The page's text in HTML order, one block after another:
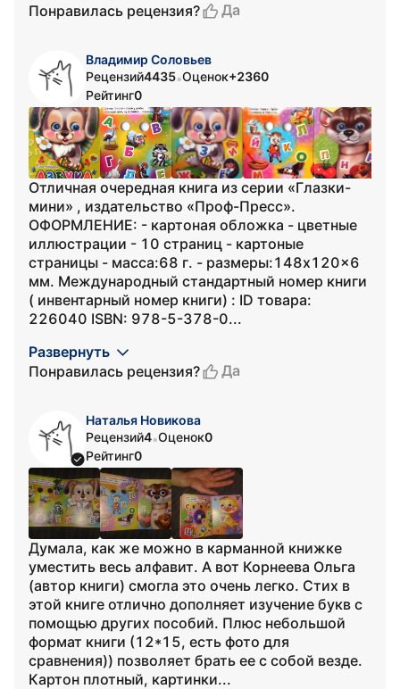
Понравилась рецензия?
Да
Владимир Соловьев
Рецензий4435•Оценок+2360
Рейтинг0
Отличная очередная книга из серии «Глазки-
мини» , издательство «Проф-Пресс».
ОФОРМЛЕНИЕ: - картоная обложка - цветные
иллюстрации - 10 страниц - картоные
страницы - масса:68 г. - размеры:148x120x6
мм. Международный стандартный номер книги
( инвентарный номер книги) : ID товара:
226040 ISBN: 978-5-378-0...
Развернуть
Понравилась рецензия?
Да
Наталья Новикова
Рецензий4•Оценок0
Рейтинг0
Думала, как же можно в карманной книжке
уместить весь алфавит. А вот Корнеева Ольга
(автор книги) смогла это очень легко. Стих в
этой книге отлично дополняет изучение букв с
помощью других пособий. Плюс небольшой
формат книги (12*15, есть фото для
сравнения)) позволяет брать ее с собой везде.
Картон плотный, картинки...